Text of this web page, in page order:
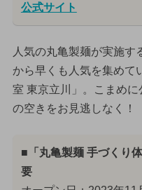
公式サイト
人気の丸亀製麺が実施す
から早くも人気を集めて
室 東京立川」。こまめ
の空きをお見逃しなく！
■「丸亀製麺 手づくり
要